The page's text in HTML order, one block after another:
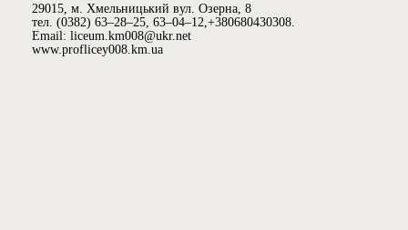
29015, м. Хмельницький вул. Озерна, 8
тел. (0382) 63–28–25, 63–04–12,+380680430308.
Email: liceum.km008@ukr.net
www.proflicey008.km.ua